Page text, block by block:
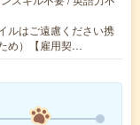
ルはご遠慮ください携
め）【雇用契…